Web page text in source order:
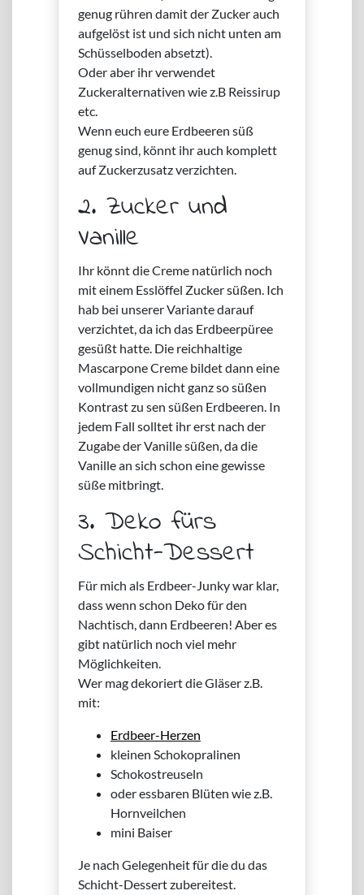
genug rühren damit der Zucker auch
aufgelöst ist und sich nicht unten am
Schüsselboden absetzt).
Oder aber ihr verwendet
Zuckeralternativen wie z.B Reissirup
etc.
Wenn euch eure Erdbeeren süß
genug sind, könnt ihr auch komplett
auf Zuckerzusatz verzichten.
2. Zucker und
Vanille
Ihr könnt die Creme natürlich noch
mit einem Esslöffel Zucker süßen. Ich
hab bei unserer Variante darauf
verzichtet, da ich das Erdbeerpüree
gesüßt hatte. Die reichhaltige
Mascarpone Creme bildet dann eine
vollmundigen nicht ganz so süßen
Kontrast zu sen süßen Erdbeeren. In
jedem Fall solltet ihr erst nach der
Zugabe der Vanille süßen, da die
Vanille an sich schon eine gewisse
süße mitbringt.
3. Deko fürs
Schicht-Dessert
Für mich als Erdbeer-Junky war klar,
dass wenn schon Deko für den
Nachtisch, dann Erdbeeren! Aber es
gibt natürlich noch viel mehr
Möglichkeiten.
Wer mag dekoriert die Gläser z.B.
mit:
Erdbeer-Herzen
kleinen Schokopralinen
Schokostreuseln
oder essbaren Blüten wie z.B.
Hornveilchen
mini Baiser
Je nach Gelegenheit für die du das
Schicht-Dessert zubereitest.